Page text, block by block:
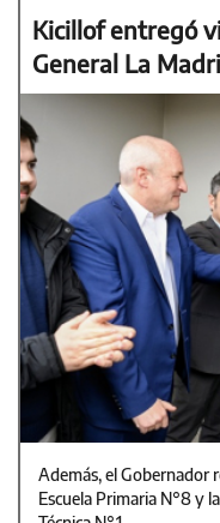
Kicillof entregó
General La
Además, el Gobernador
Escuela Primaria N°8 y